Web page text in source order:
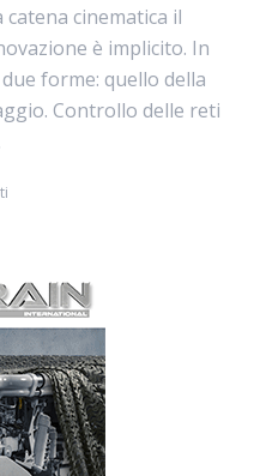
cinematica il
è implicito. In
forme: quello della
Controllo delle reti